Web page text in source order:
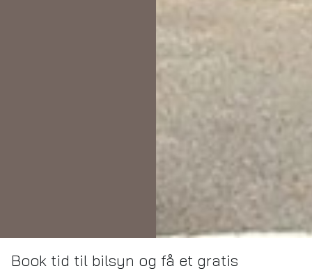
Book tid til bilsyn og få et gratis